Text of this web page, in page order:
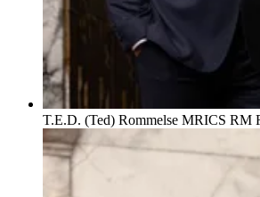
T.E.D. (Ted) Rommelse MRICS RM